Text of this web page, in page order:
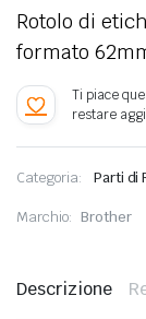
Rotolo di
formato
Categoria: Parti di
Marchio: Brother
Descrizione